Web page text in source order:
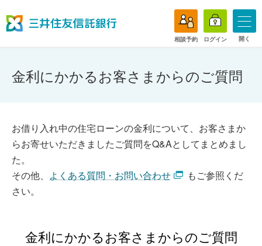
相談予約 ログイン 開く
金利にかかるお客さまからのご質問
お借り入れ中の住宅ローンの金利について、お客さまか
らお寄せいただきましたご質問をQ&Aとしてまとめまし
た。
その他、 よくある質問・お問い合わせ
もご参照くだ
さい。
金利にかかるお客さまからのご質問